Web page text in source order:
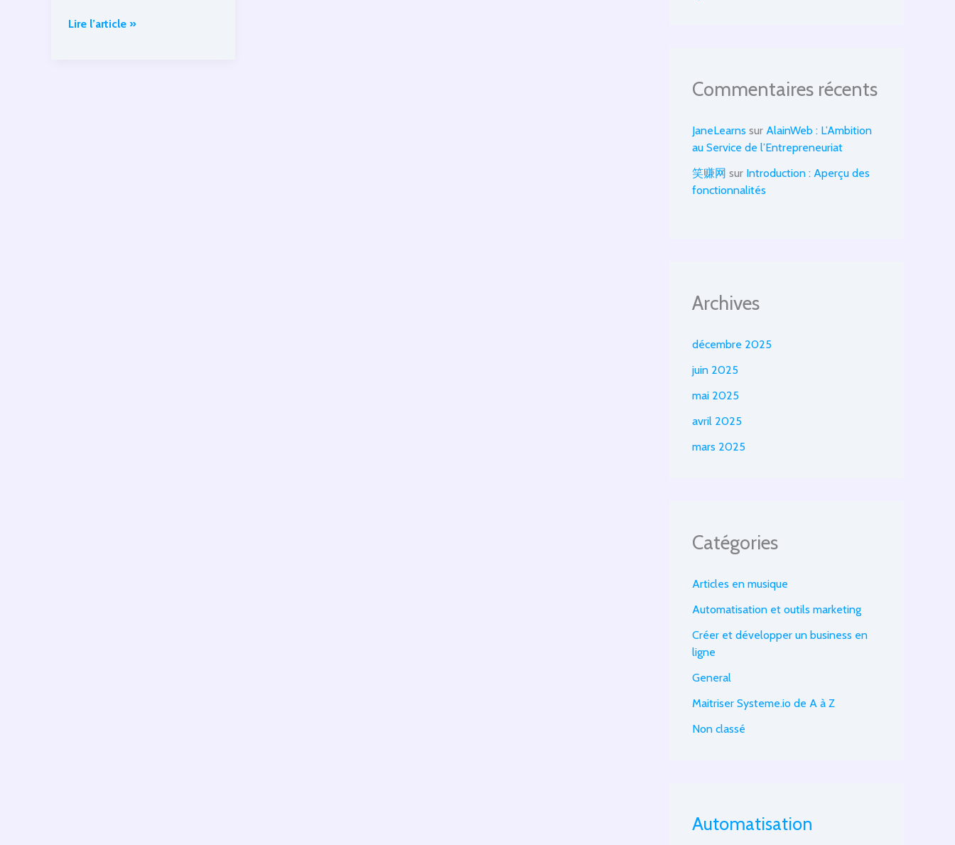
L’email
Lire l’article »
Commentaires récents
JaneLearns sur AlainWeb : L’Ambition
au Service de l’Entrepreneuriat
笑赚网 sur Introduction : Aperçu des
fonctionnalités
Archives
décembre 2025
juin 2025
mai 2025
avril 2025
mars 2025
Catégories
Articles en musique
Automatisation et outils marketing
Créer et développer un business en
ligne
General
Maitriser Systeme.io de A à Z
Non classé
Automatisation